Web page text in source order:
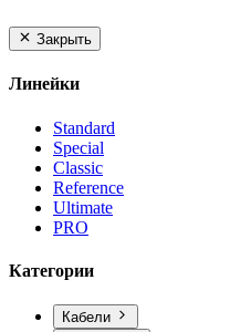
Закрыть
Линейки
Standard
Special
Classic
Reference
Ultimate
PRO
Категории
Кабели